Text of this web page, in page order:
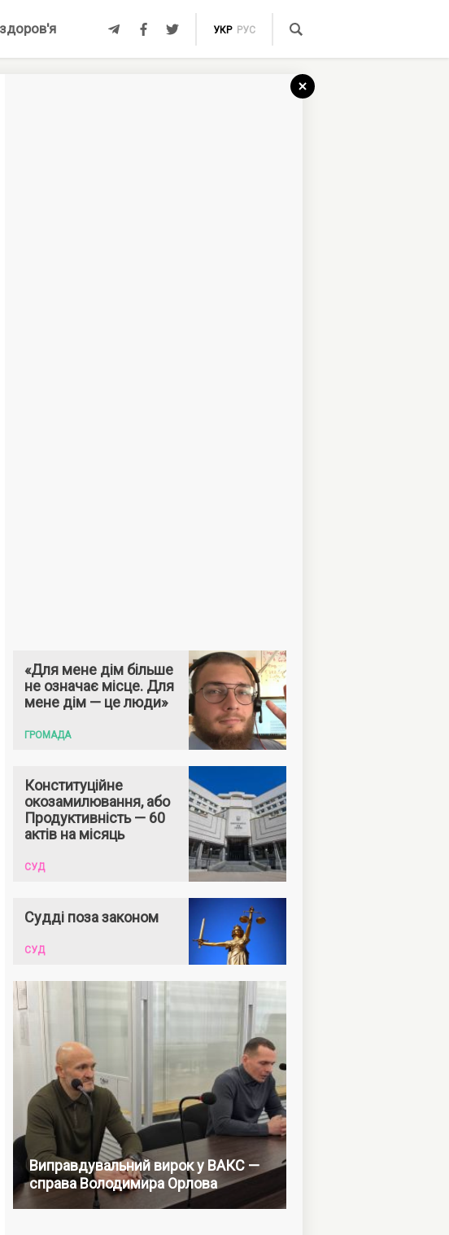
УКР РУС
«Для мене дім більше
не означає місце. Для
мене дім — це люди»
ГРОМАДА
Конституційне
окозамилювання, або
Продуктивність — 60
актів на місяць
СУД
Судді поза законом
СУД
Виправдувальний вирок у ВАКС —
справа Володимира Орлова